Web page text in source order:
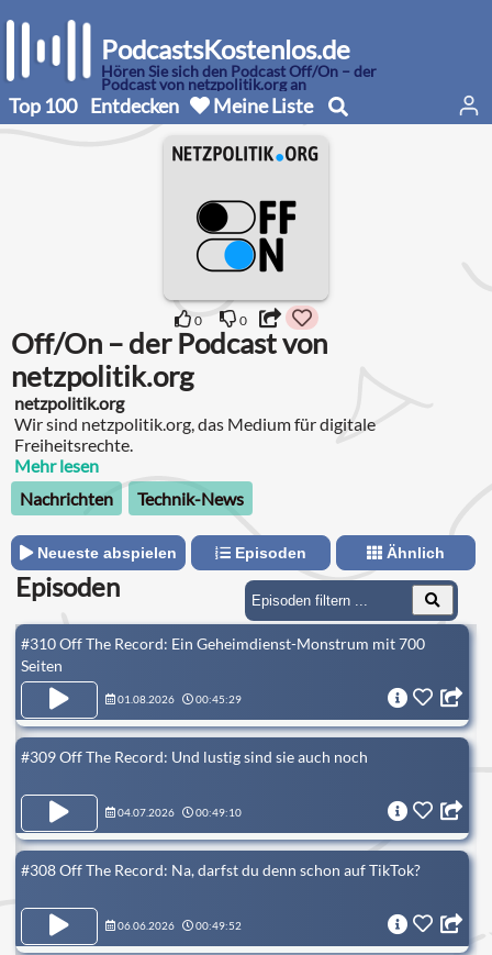
PodcastsKostenlos.de
Hören Sie sich den Podcast Off/On – der
Podcast von netzpolitik.org an
Top 100 Entdecken Meine Liste
0 0
Off/On – der Podcast von
netzpolitik.org
netzpolitik.org
Wir sind netzpolitik.org, das Medium für digitale
Freiheitsrechte.
Mehr lesen
Nachrichten
Technik-News
Neueste abspielen Episoden Ähnlich
Episoden
#310 Off The Record: Ein Geheimdienst-Monstrum mit 700
Seiten
01.08.2026 00:45:29
#309 Off The Record: Und lustig sind sie auch noch
04.07.2026 00:49:10
#308 Off The Record: Na, darfst du denn schon auf TikTok?
06.06.2026 00:49:52